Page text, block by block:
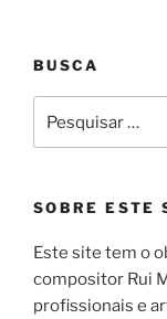
BUSCA
por:
SOBRE ESTE
Este site tem o
compositor Rui
profissionais e